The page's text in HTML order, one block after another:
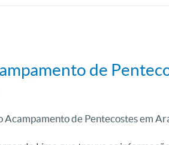
de
Acampamento de Pentecostes em